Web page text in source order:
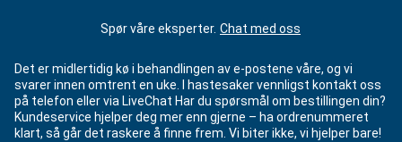
Spør våre eksperter. Chat med oss
Det er midlertidig kø i behandlingen av e-postene våre, og vi
svarer innen omtrent en uke. I hastesaker vennligst kontakt oss
på telefon eller via LiveChat Har du spørsmål om bestillingen din?
Kundeservice hjelper deg mer enn gjerne – ha ordrenummeret
klart, så går det raskere å finne frem. Vi biter ikke, vi hjelper bare!